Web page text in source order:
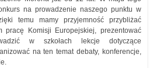
na prowadzenie naszego punktu w
temu mamy przyjemność przybliżać
pracę Komisji Europejskiej, prezentować
w szkołach lekcje dotyczące
na ten temat debaty, konferencje,